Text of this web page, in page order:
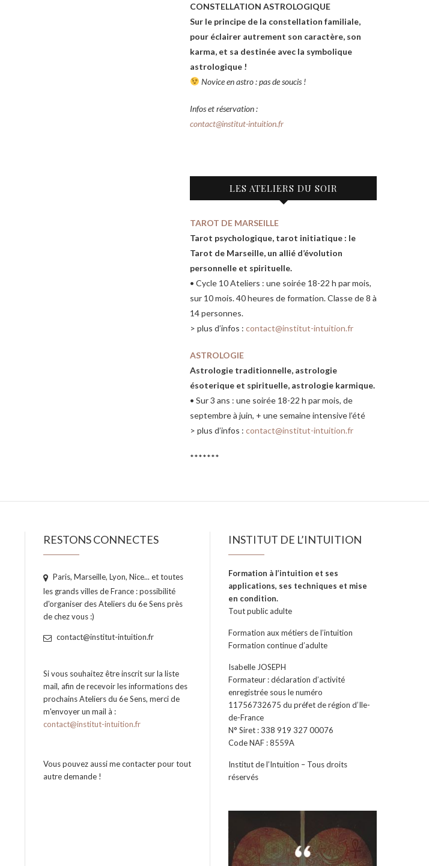
CONSTELLATION ASTROLOGIQUE
Sur le principe de la constellation familiale,
pour éclairer autrement son caractère, son
karma, et sa destinée avec la symbolique
astrologique !
Novice en astro : pas de soucis !
Infos et réservation :
contact@institut-intuition.fr
LES ATELIERS DU SOIR
TAROT DE MARSEILLE
Tarot psychologique, tarot initiatique : le
Tarot de Marseille, un allié d’évolution
personnelle et spirituelle.
• Cycle 10 Ateliers : une soirée 18-22 h par mois,
sur 10 mois. 40 heures de formation. Classe de 8 à
14 personnes.
> plus d’infos : contact@institut-intuition.fr
ASTROLOGIE
Astrologie traditionnelle, astrologie
ésoterique et spirituelle, astrologie karmique.
• Sur 3 ans : une soirée 18-22 h par mois, de
septembre à juin, + une semaine intensive l’été
> plus d’infos : contact@institut-intuition.fr
*******
RESTONS CONNECTES
Paris, Marseille, Lyon, Nice... et toutes
les grands villes de France : possibilité
d'organiser des Ateliers du 6e Sens près
de chez vous :)
contact@institut-intuition.fr
Si vous souhaitez être inscrit sur la liste
mail, afin de recevoir les informations des
prochains Ateliers du 6e Sens, merci de
m'envoyer un mail à :
contact@institut-intuition.fr
Vous pouvez aussi me contacter pour tout
autre demande !
INSTITUT DE L’INTUITION
Formation à l’intuition et ses
applications, ses techniques et mise
en condition.
Tout public adulte
Formation aux métiers de l’intuition
Formation continue d’adulte
Isabelle JOSEPH
Formateur : déclaration d’activité
enregistrée sous le numéro
11756732675 du préfet de région d’Ile-
de-France
N° Siret : 338 919 327 00076
Code NAF : 8559A
Institut de l’Intuition – Tous droits
réservés